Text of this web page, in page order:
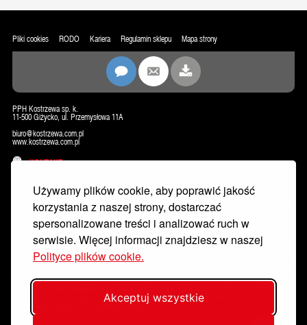
Używamy plików cookie, aby poprawić jakość
korzystania z naszej strony, dostarczać
spersonalizowane treści i analizować ruch w
serwisie. Więcej informacji znajdziesz w naszej
Polityce plików cookie.
Akceptuj wszystkie
Pliki cookies RODO Kariera Regulamin sklepu Mapa strony
PPH Kostrzewa sp. k.
11-500 Giżycko, ul. Przemysłowa 11A
biuro@kostrzewa.com.pl
www.kostrzewa.com.pl
KONTAKT
Wyrażam zgodę na przetwarzanie moich danych osobowych w celu dostarczania mi newslettera, w tym informacji
Politykę prywatności. Zostałem poinformowany/a o możliwości wycofania zgody w każdej
chwili wysyłając informację na adres rodo@kostrzewa.com.pl